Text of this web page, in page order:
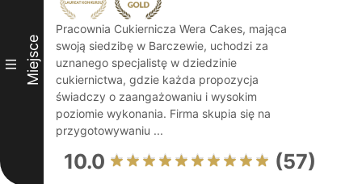
III Miejsce
Pracownia Cukiernicza Wera Cakes, mająca
swoją siedzibę w Barczewie, uchodzi za
uznanego specjalistę w dziedzinie
cukiernictwa, gdzie każda propozycja
świadczy o zaangażowaniu i wysokim
poziomie wykonania. Firma skupia się na
przygotowywaniu ...
10.0 (57)